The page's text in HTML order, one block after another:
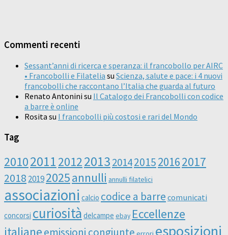
Commenti recenti
Sessant’anni di ricerca e speranza: il francobollo per AIRC
• Francobolli e Filatelia su Scienza, salute e pace: i 4 nuovi
francobolli che raccontano l’Italia che guarda al futuro
Renato Antonini su Il Catalogo dei Francobolli con codice
a barre è online
Rosita su I francobolli più costosi e rari del Mondo
Tag
20102011201220132014201520162017
2018 20192025annulli annulli filatelici
associazioni calcio codice a barre comunicati
concorsi curiosità delcampe ebay Eccellenze
italianeemissioni congiunte
esposizioni